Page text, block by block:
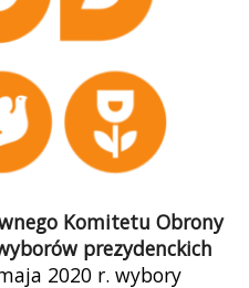
Komitetu Obrony
prezydenckich
2020 r. wybory